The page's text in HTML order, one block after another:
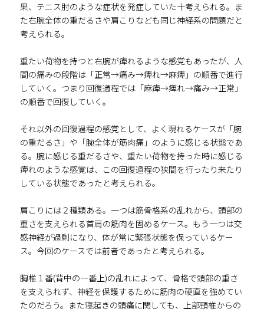
果、テニス肘のような症状を発症していた十考えられる。ま
た右腕全体の重だるさや肩こりなども同じ神経系の問題だと
考えられる。
重たい荷物を持つと右腕が痺れるような感覚もあったが、人
間の痛みの段階は「正常→痛み→痺れ→麻痺」の順番で進行
していく。つまり回復過程では「麻痺→痺れ→痛み→正常」
の順番で回復していく。
それ以外の回復過程の感覚として、よく現れるケースが「腕
の重だるさ」や「腕全体が筋肉痛」のように感じる状態であ
る。腕に感じる重だるさや、重たい荷物を持った時に感じる
痺れのような感覚は、この回復過程の狭間を行ったり来たり
している状態であったと考えられる。
肩こりには２種類ある。一つは筋骨格系の乱れから、頭部の
重さを支えられる首肩の筋肉を固めるケース。もう一つは交
感神経が過剰になり、体が常に緊張状態を保っているケー
ス。今回のケースでは前者であったと考えられる。
胸椎１番(背中の一番上)の乱れによって、骨格で頭部の重さ
を支えられず、神経を保護するために筋肉の硬直を強めてい
たのだろう。また寝起きの頭痛に関しても、上部頸椎からの